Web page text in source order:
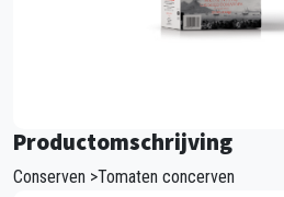
Productomschrijving
Conserven >Tomaten concerven